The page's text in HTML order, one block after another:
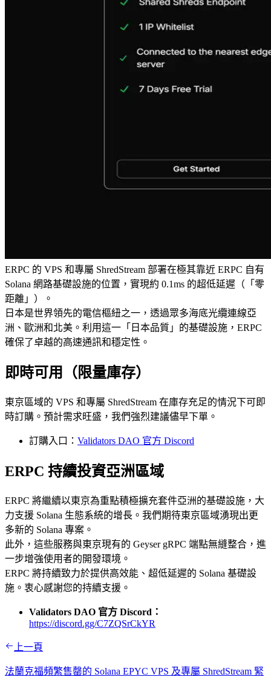
ERPC 的 VPS 和專屬 ShredStream 部署在極其靠近 ERPC 自有
Solana 網路基礎設施的位置，實現約 0.1ms 的超低延遲（「零
距離」）。
日本是世界領先的電信樞紐之一，透過眾多海底光纜連線亞
洲、歐洲和北美。利用這一「日本品質」的基礎設施，ERPC
確保了卓越的高速通訊和穩定性。
即時可用（限量庫存）
東京區域的 VPS 和專屬 ShredStream 在庫存充足的情況下可即
時訂購。預計需求旺盛，我們強烈建議儘早下單。
訂購入口： Validators DAO 官方 Discord
ERPC 持續投資亞洲區域
ERPC 將繼續以東京為重點積極擴充套件亞洲的基礎設施，大
力支援 Solana 生態系統的增長。我們期待東京區域湧現出更
多新的 Solana 專案。
此外，這些服務與東京現有的 Geyser gRPC 端點無縫整合，進
一步增強使用者的開發環境。
ERPC 將持續致力於提供高效能、超低延遲的 Solana 基礎設
施。衷心感謝您的持續支援。
Validators DAO 官方 Discord：
https://discord.gg/C7ZQSrCkYR
上一頁
法蘭克福頻繁售罄的 Solana EPYC VPS 及專屬 ShredStream 緊